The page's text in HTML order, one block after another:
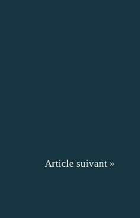
Article suivant »